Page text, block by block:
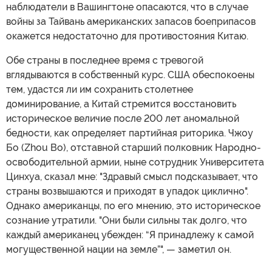
наблюдатели в Вашингтоне опасаются, что в случае
войны за Тайвань американских запасов боеприпасов
окажется недостаточно для противостояния Китаю.
Обе страны в последнее время с тревогой
вглядываются в собственный курс. США обеспокоены
тем, удастся ли им сохранить столетнее
доминирование, а Китай стремится восстановить
историческое величие после 200 лет аномальной
бедности, как определяет партийная риторика. Чжоу
Бо (Zhou Bo), отставной старший полковник Народно-
освободительной армии, ныне сотрудник Университета
Цинхуа, сказал мне: "Здравый смысл подсказывает, что
страны возвышаются и приходят в упадок циклично".
Однако американцы, по его мнению, это историческое
сознание утратили. "Они были сильны так долго, что
каждый американец убежден: “Я принадлежу к самой
могущественной нации на земле”", — заметил он.